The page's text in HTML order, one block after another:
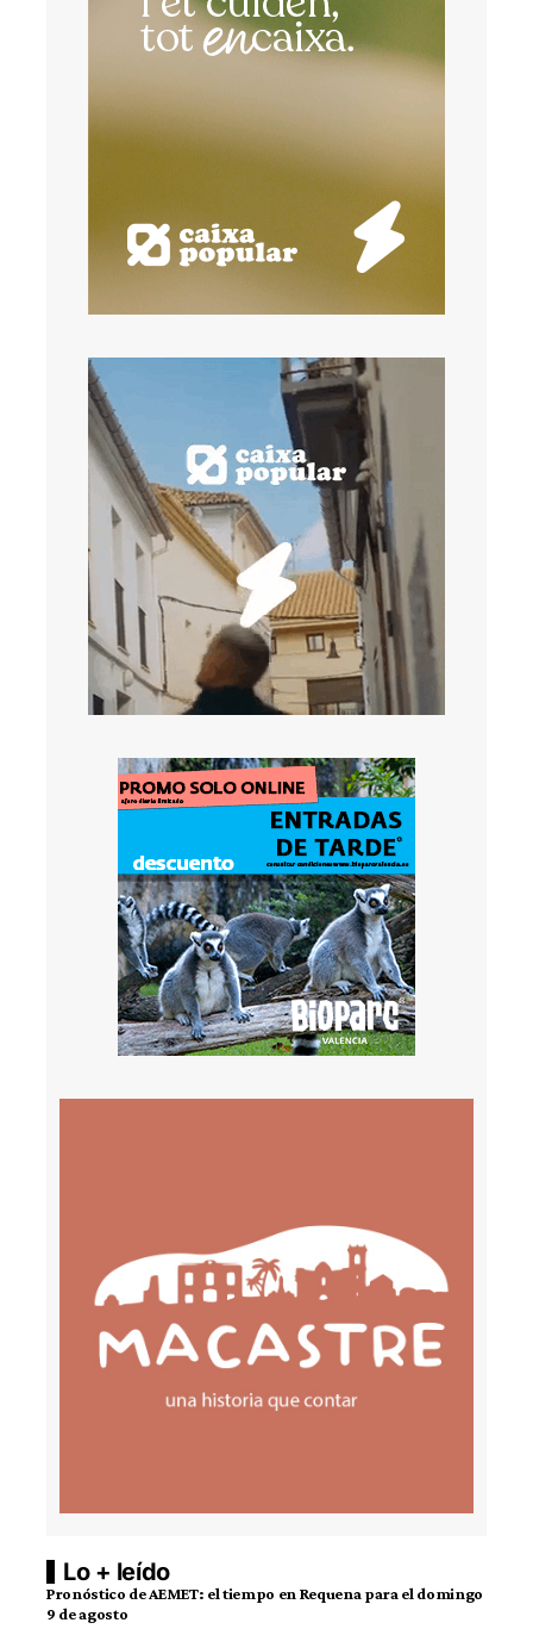
Lo + leído
Pronóstico de AEMET: el tiempo en Requena para el domingo
9 de agosto